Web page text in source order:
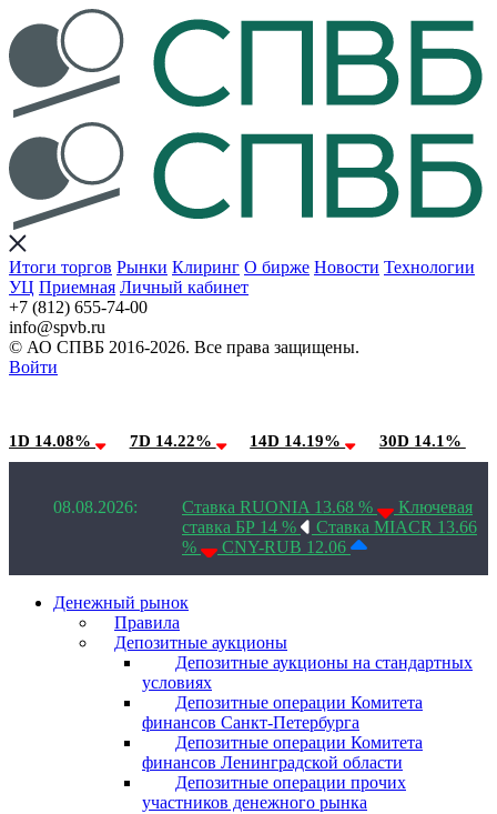
Итоги торгов Рынки Клиринг О бирже Новости Технологии
УЦ Приемная Личный кабинет
+7 (812) 655-74-00
info@spvb.ru
© АО СПВБ 2016-2026. Все права защищены.
Войти
1D 14.08% 7D 14.22% 14D 14.19% 30D 14.1%
08.08.2026: Ставка RUONIA 13.68 %
Ключевая
ставка БР 14 %
Ставка MIACR 13.66
%
CNY-RUB 12.06
Денежный рынок
Правила
Депозитные аукционы
Депозитные аукционы на стандартных
условиях
Депозитные операции Комитета
финансов Санкт-Петербурга
Депозитные операции Комитета
финансов Ленинградской области
Депозитные операции прочих
участников денежного рынка